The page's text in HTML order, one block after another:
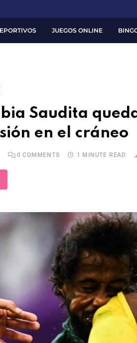
JUEGOS ONLINE
Saudita
en el cráneo
0 COMMENTS 1 MINUTE READ